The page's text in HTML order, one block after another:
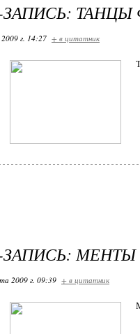
г. 14:27 + в цитатник
МЕНТЫ
2009 г. 09:39 + в цитатник